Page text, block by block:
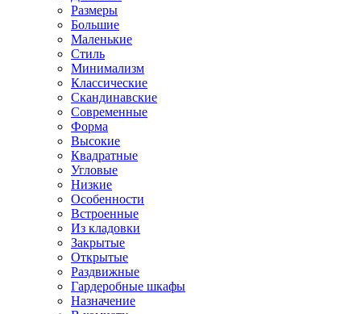
Размеры
Большие
Маленькие
Стиль
Минимализм
Классические
Скандинавские
Современные
Форма
Высокие
Квадратные
Угловые
Низкие
Особенности
Встроенные
Из кладовки
Закрытые
Открытые
Раздвижные
Гардеробные шкафы
Назначение